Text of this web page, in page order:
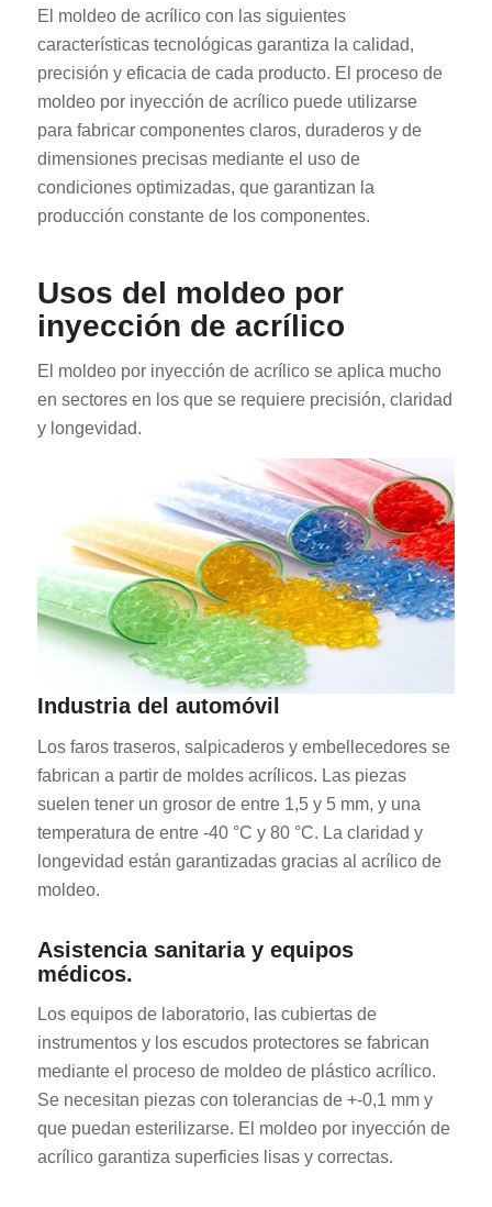
El moldeo de acrílico con las siguientes
características tecnológicas garantiza la calidad,
precisión y eficacia de cada producto. El proceso de
moldeo por inyección de acrílico puede utilizarse
para fabricar componentes claros, duraderos y de
dimensiones precisas mediante el uso de
condiciones optimizadas, que garantizan la
producción constante de los componentes.
Usos del moldeo por
inyección de acrílico
El moldeo por inyección de acrílico se aplica mucho
en sectores en los que se requiere precisión, claridad
y longevidad.
Industria del automóvil
Los faros traseros, salpicaderos y embellecedores se
fabrican a partir de moldes acrílicos. Las piezas
suelen tener un grosor de entre 1,5 y 5 mm, y una
temperatura de entre -40 °C y 80 °C. La claridad y
longevidad están garantizadas gracias al acrílico de
moldeo.
Asistencia sanitaria y equipos
médicos.
Los equipos de laboratorio, las cubiertas de
instrumentos y los escudos protectores se fabrican
mediante el proceso de moldeo de plástico acrílico.
Se necesitan piezas con tolerancias de +-0,1 mm y
que puedan esterilizarse. El moldeo por inyección de
acrílico garantiza superficies lisas y correctas.